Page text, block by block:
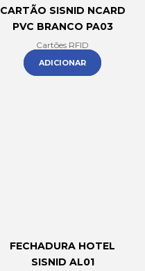
CARTÃO SISNID NCARD
PVC BRANCO PA03
Cartões RFID
ADICIONAR
FECHADURA HOTEL
SISNID AL01